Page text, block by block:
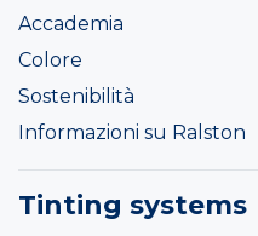
Accademia
Colore
Sostenibilità
Informazioni su Ralston
Tinting systems